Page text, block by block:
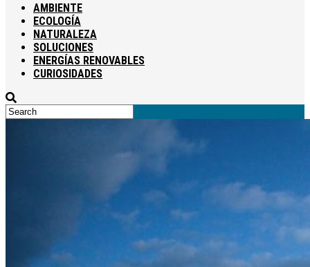
AMBIENTE
ECOLOGÍA
NATURALEZA
SOLUCIONES
ENERGÍAS RENOVABLES
CURIOSIDADES